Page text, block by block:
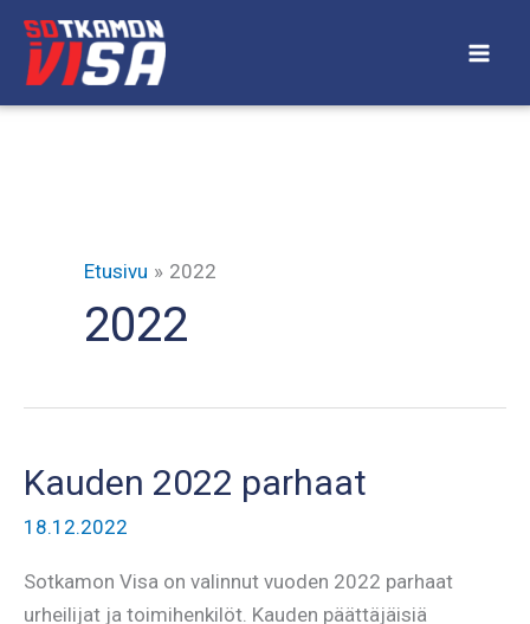
Siirry
sisältöön
Etusivu 2022
2022
Kauden 2022 parhaat
18.12.2022
Sotkamon Visa on valinnut vuoden 2022 parhaat
urheilijat ja toimihenkilöt. Kauden päättäjäisiä